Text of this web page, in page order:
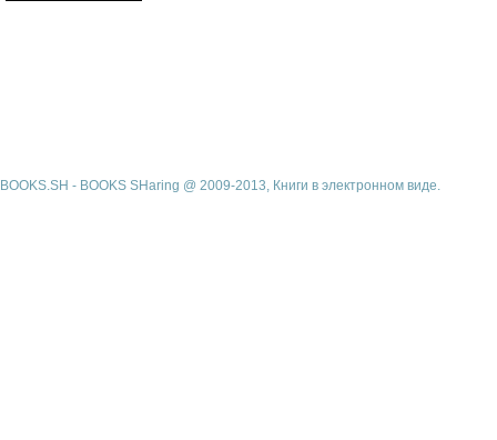
BOOKS.SH - BOOKS SHaring @ 2009-2013, Книги в электронном виде.